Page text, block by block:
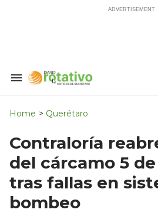
Search
Navigation
Home > Querétaro
Contraloría
del cárcamo 5
tras fallas en
bombeo